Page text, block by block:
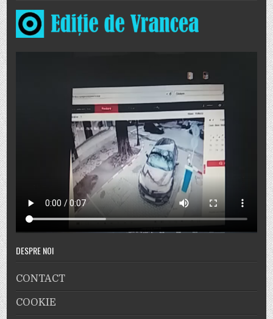
DESPRE NOI
CONTACT
COOKIE